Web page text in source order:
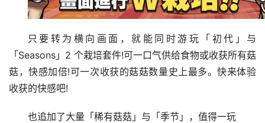
只要转为横向画面，就能同时游玩「初代」与
「Seasons」2 个栽培套件!可一口气供给食物或收获所有菇
菇，快感加倍!可一次收获的菇菇数量史上最多。快来体验
收获的快感吧!
也追加了大量「稀有菇菇」与「季节」，值得一玩